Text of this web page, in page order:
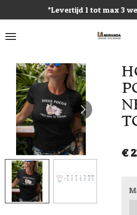
direct
naar
*Levertijd 1 tot max 3
€